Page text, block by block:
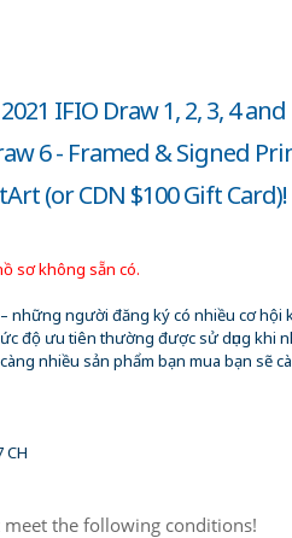
IFIO Draw 1, 2, 3, 4 and
6 - Framed & Signed
(or CDN $100 Gift Card)!
sơ không sẵn có.
những người đăng ký có nhiều cơ hội
độ ưu tiên thường được sử dụng khi
nhiều sản phẩm bạn mua bạn sẽ
CH
the following conditions!